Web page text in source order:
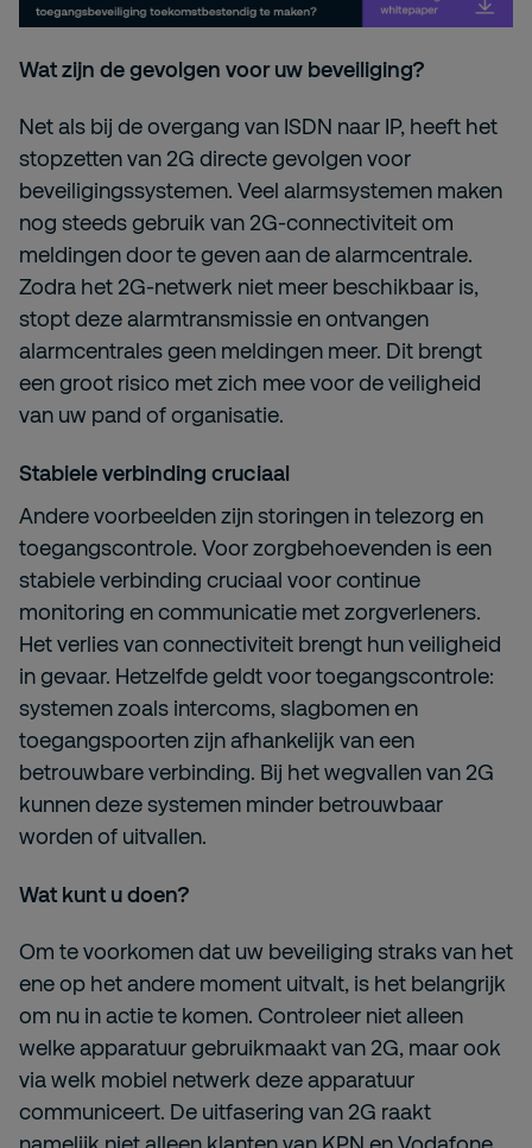
Wat zijn de gevolgen voor uw beveiliging?
Net als bij de overgang van ISDN naar IP, heeft het
stopzetten van 2G directe gevolgen voor
beveiligingssystemen. Veel alarmsystemen maken
nog steeds gebruik van 2G-connectiviteit om
meldingen door te geven aan de alarmcentrale.
Zodra het 2G-netwerk niet meer beschikbaar is,
stopt deze alarmtransmissie en ontvangen
alarmcentrales geen meldingen meer. Dit brengt
een groot risico met zich mee voor de veiligheid
van uw pand of organisatie.
Stabiele verbinding cruciaal
Andere voorbeelden zijn storingen in telezorg en
toegangscontrole. Voor zorgbehoevenden is een
stabiele verbinding cruciaal voor continue
monitoring en communicatie met zorgverleners.
Het verlies van connectiviteit brengt hun veiligheid
in gevaar. Hetzelfde geldt voor toegangscontrole:
systemen zoals intercoms, slagbomen en
toegangspoorten zijn afhankelijk van een
betrouwbare verbinding. Bij het wegvallen van 2G
kunnen deze systemen minder betrouwbaar
worden of uitvallen.
Wat kunt u doen?
Om te voorkomen dat uw beveiliging straks van het
ene op het andere moment uitvalt, is het belangrijk
om nu in actie te komen. Controleer niet alleen
welke apparatuur gebruikmaakt van 2G, maar ook
via welk mobiel netwerk deze apparatuur
communiceert. De uitfasering van 2G raakt